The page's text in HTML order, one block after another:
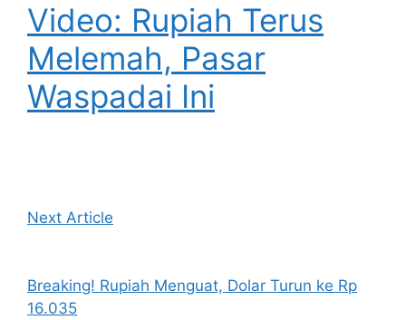
Video: Rupiah Terus
Melemah, Pasar
Waspadai Ini
Next Article
Breaking! Rupiah Menguat, Dolar Turun ke Rp
16.035